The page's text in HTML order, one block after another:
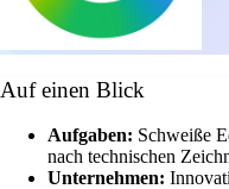
Auf einen Blick
Aufgaben: Schweiße
nach technischen
Unternehmen: